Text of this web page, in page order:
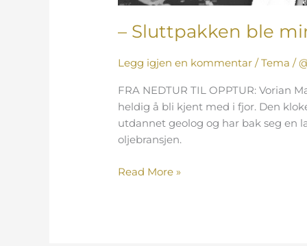
– Sluttpakken ble
Legg igjen en kommentar /Tema /
FRA NEDTUR TIL OPPTUR: Vorian
heldig å bli kjent med i fjor. Den
utdannet geolog og har bak seg en
oljebransjen.
Read More »